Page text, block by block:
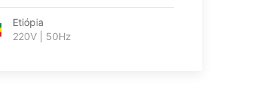
Etiópia
220V | 50Hz